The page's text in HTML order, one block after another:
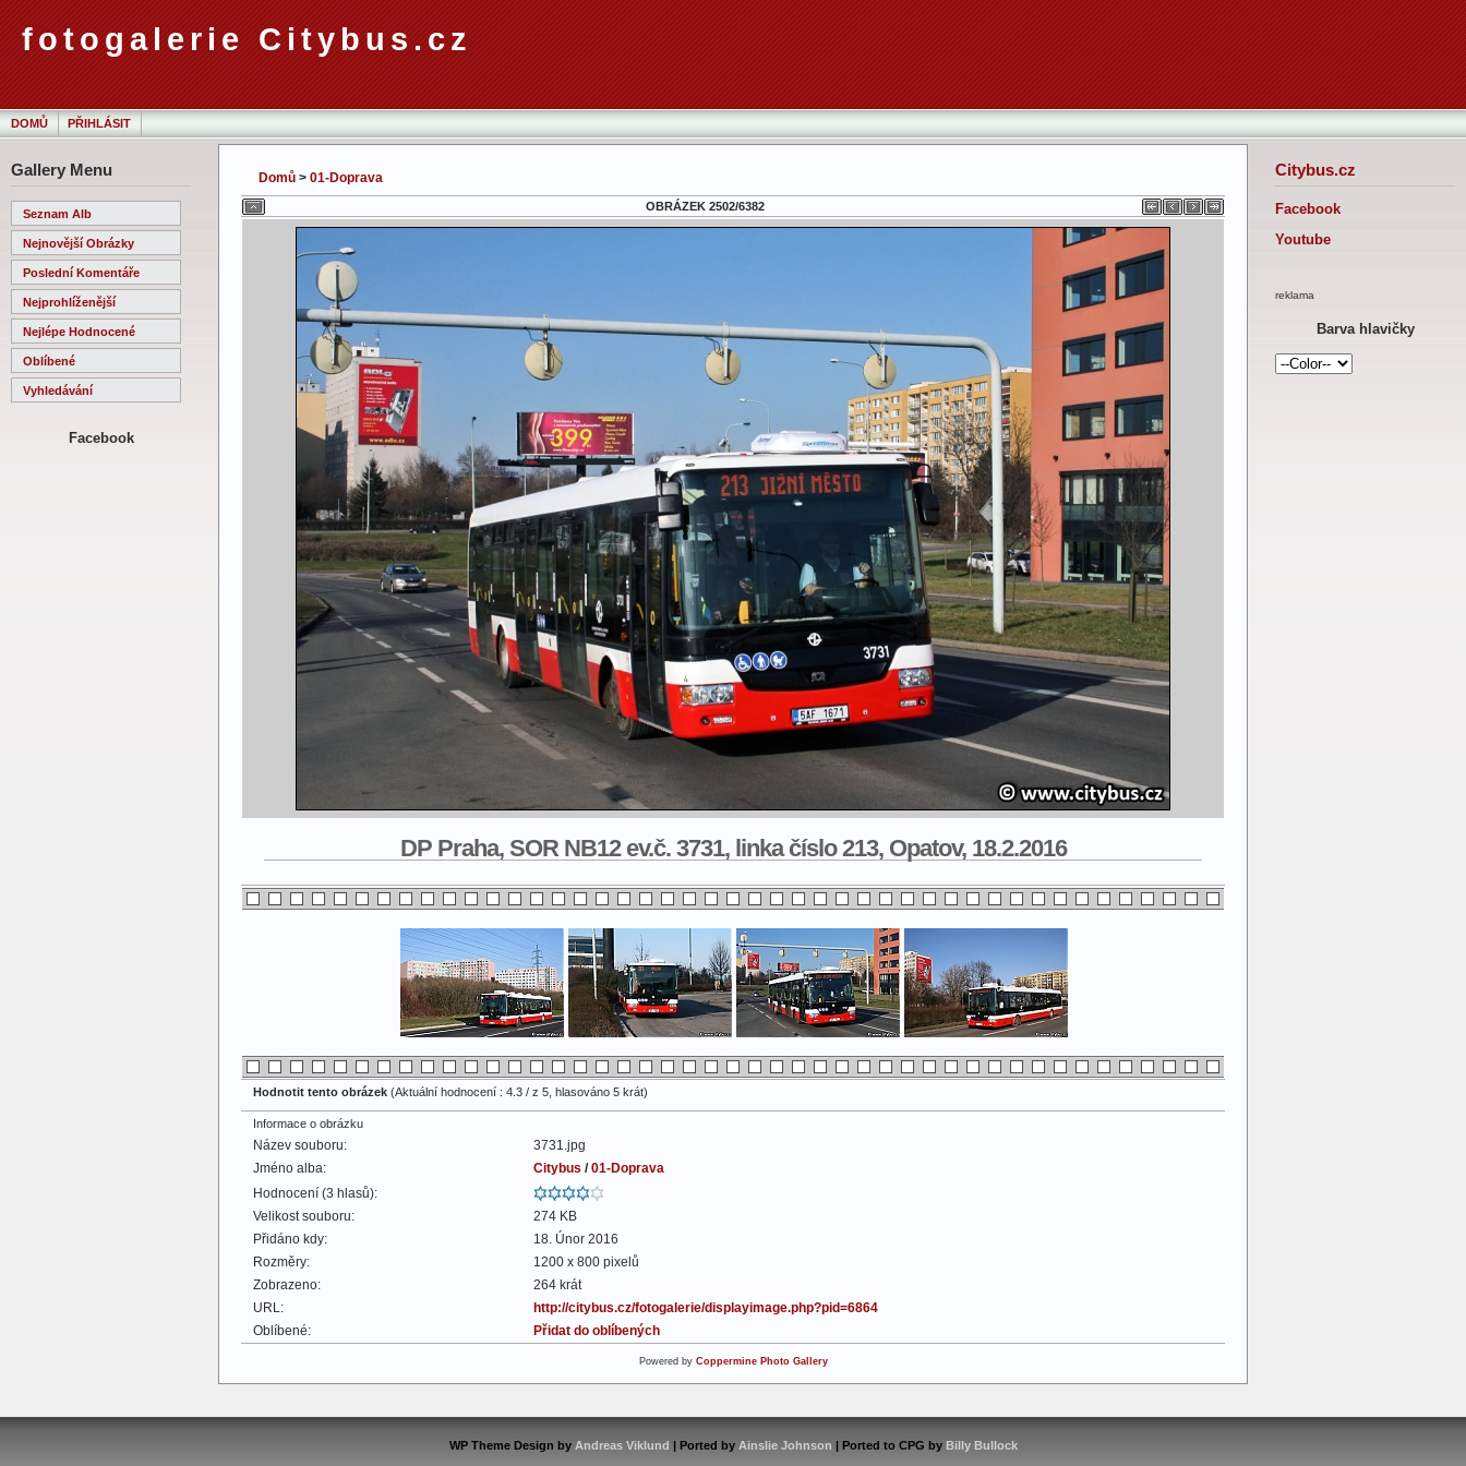
fotogalerie Citybus.cz
DOMŮ PŘIHLÁSIT
Gallery Menu
Seznam Alb
Nejnovější Obrázky
Poslední Komentáře
Nejprohlíženější
Nejlépe Hodnocené
Oblíbené
Vyhledávání
Facebook
Citybus.cz
Facebook
Youtube
reklama
Barva hlavičky
Domů > 01-Doprava
OBRÁZEK 2502/6382
DP Praha, SOR NB12 ev.č. 3731, linka číslo 213, Opatov, 18.2.2016
Hodnotit tento obrázek (Aktuální hodnocení : 4.3 / z 5, hlasováno 5 krát)
Informace o obrázku
Název souboru:
3731.jpg
Jméno alba:
Citybus /01-Doprava
Hodnocení (3 hlasů):
Velikost souboru:
274 KB
Přidáno kdy:
18. Únor 2016
Rozměry:
1200 x 800 pixelů
Zobrazeno:
264 krát
URL:
http://citybus.cz/fotogalerie/displayimage.php?pid=6864
Oblíbené:
Přidat do oblíbených
Powered by Coppermine Photo Gallery
WP Theme Design by Andreas Viklund | Ported by Ainslie Johnson | Ported to CPG by Billy Bullock